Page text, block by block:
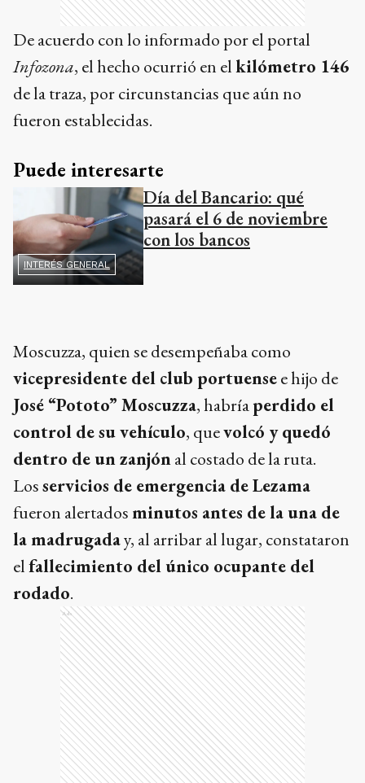
De acuerdo con lo informado por el portal
Infozona, el hecho ocurrió en elkilómetro 146
de la traza, por circunstancias que aún no
fueron establecidas.
Puede interesarte
INTERÉS GENERAL
Día del Bancario: qué
pasará el 6 de noviembre
con los bancos
Moscuzza, quien se desempeñaba como
vicepresidente del club portuensee hijo de
José “Pototo” Moscuzza, habríaperdido el
control de su vehículo, quevolcó y quedó
dentro de un zanjónal costado de la ruta.
Losservicios de emergencia de Lezama
fueron alertadosminutos antes de la una de
la madrugaday, al arribar al lugar, constataron
elfallecimiento del único ocupante del
rodado.
Ads